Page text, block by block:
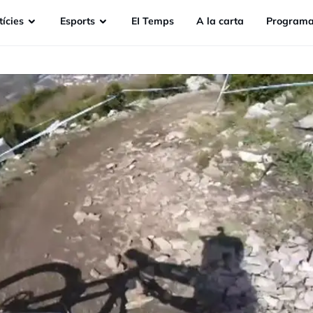
Esports EI Temps A la carta